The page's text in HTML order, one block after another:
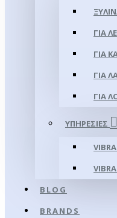
ΓΙΑ
ΓΙΑ
ΓΙΑ
ΓΙΑ
ΥΠΗΡΕΣΊΕΣ
BLOG
BRANDS